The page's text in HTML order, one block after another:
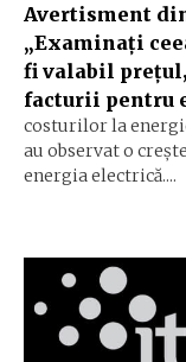
Avertisment
„Examinați
fi valabil
facturii pentru
costurilor la
au observat o
energia electrică....